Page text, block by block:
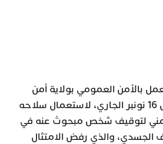
بالأمن العمومي بولاية أمن
مراكش، اليوم الخميس 16 نونبر الجاري، لاستعمال سلاحه
لتوقيف شخص مبحوث عنه في
الجسدي، والذي رفض الامتثال